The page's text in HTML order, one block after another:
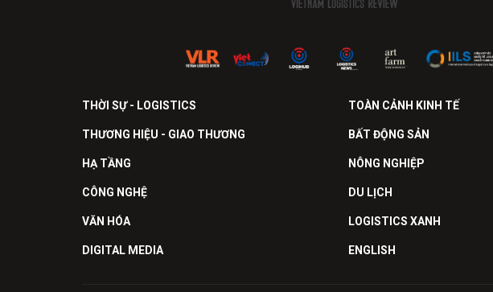
THỜI SỰ - LOGISTICS TOÀN CẢNH KINH TẾ
THƯƠNG HIỆU - GIAO THƯƠNG BẤT ĐỘNG SẢN
HẠ TẦNG NÔNG NGHIỆP
CÔNG NGHỆ DU LỊCH
VĂN HÓA LOGISTICS XANH
DIGITAL MEDIA ENGLISH